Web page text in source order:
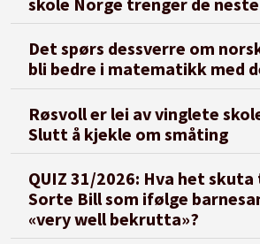
Det spørs dessverre om
bli bedre i matematikk med
Røsvoll er lei av vinglete
Slutt å kjekle om småting
QUIZ 31/2026: Hva het
Sorte Bill som ifølge
«very well bekrutta»?